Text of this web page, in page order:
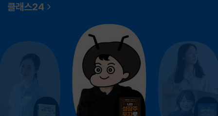
클래스24